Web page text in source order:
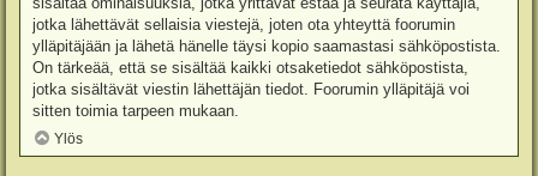
jotka lähettävät sellaisia viestejä, joten ota yhteyttä foorumin
ylläpitäjään ja lähetä hänelle täysi kopio saamastasi sähköpostista.
On tärkeää, että se sisältää kaikki otsaketiedot sähköpostista,
jotka sisältävät viestin lähettäjän tiedot. Foorumin ylläpitäjä voi
sitten toimia tarpeen mukaan.
Ylös